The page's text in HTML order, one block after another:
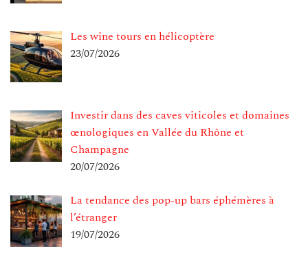
Les wine tours en hélicoptère
23/07/2026
Investir dans des caves viticoles et domaines
œnologiques en Vallée du Rhône et
Champagne
20/07/2026
La tendance des pop-up bars éphémères à
l’étranger
19/07/2026